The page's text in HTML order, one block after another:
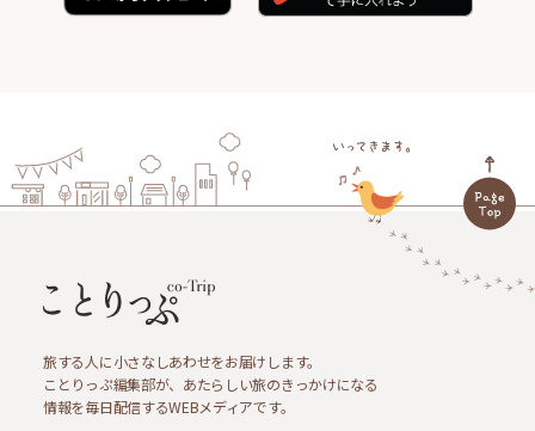
旅する人に小さなしあわせをお届けします。
ことりっぷ編集部が、あたらしい旅のきっかけになる
情報を毎日配信するWEBメディアです。